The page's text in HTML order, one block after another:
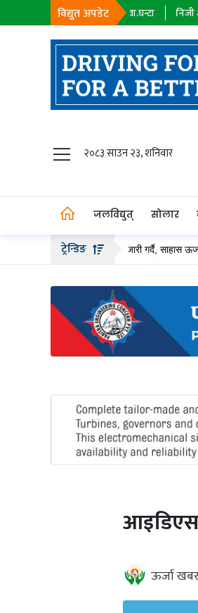
विद्युत अपडेट
१८३९८मे.वा.घन्टा निजी क्षेत्र :
२०८३ साउन २३, शनिवार
जलविद्युत् सोलार
वायु
बायोग्यास
पेट्रोलियम
अन्तर्राष्ट्रिय
जलवायु
ट्रेन्डिङ
अर्ब बढीको हकप्रद सेयर जारी गर्दै, साहास ऊर्जा
आइडिएस
ऊर्जा